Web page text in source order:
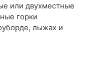
или двухместные
горки
лыжах и